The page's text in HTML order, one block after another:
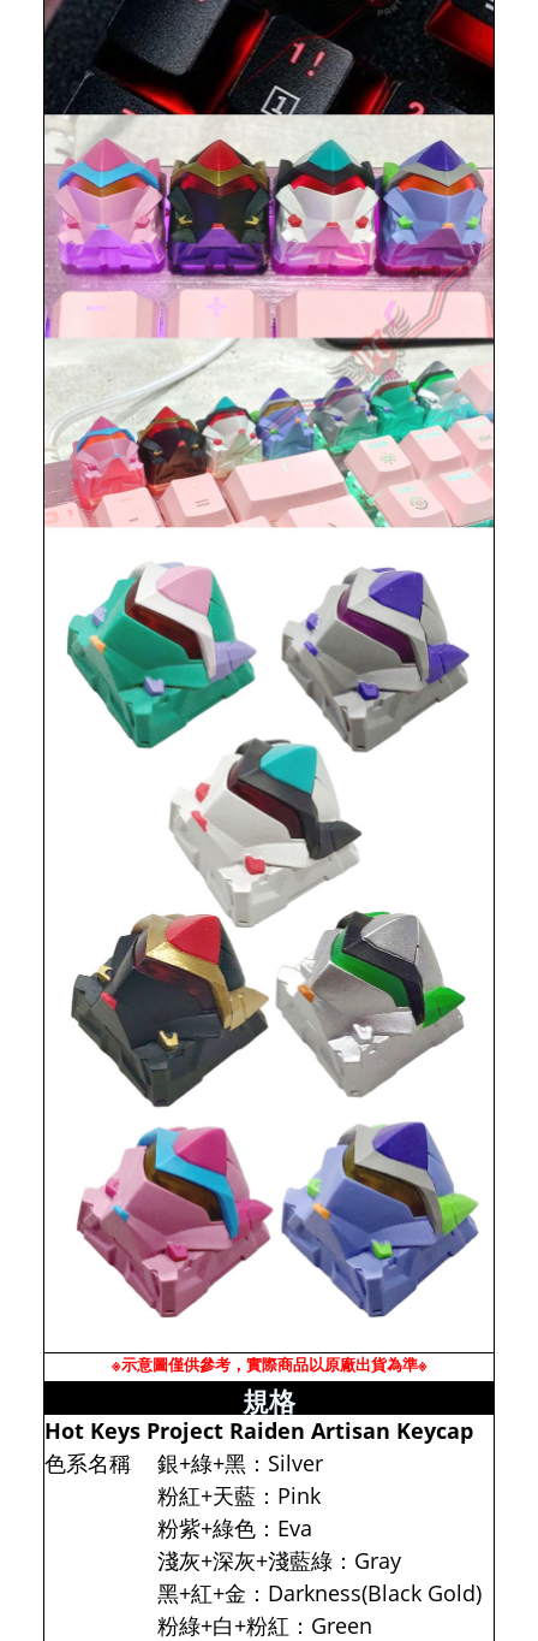
※示意圖僅供參考，實際商品以原廠出貨為準※
規格
Hot Keys Project Raiden Artisan Keycap
色系名稱
銀+綠+黑：Silver
粉紅+天藍：Pink
粉紫+綠色：Eva
淺灰+深灰+淺藍綠：Gray
黑+紅+金：Darkness(Black Gold)
粉綠+白+粉紅：Green